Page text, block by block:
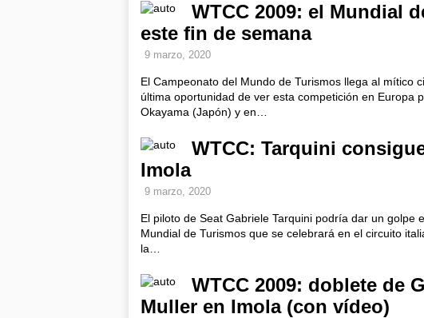
WTCC 2009: el Mundial
este fin de semana
9 marzo, 2020
El Campeonato del Mundo de Turismos llega al mítico
última oportunidad de ver esta competición en Europa
Okayama (Japón) y en…
WTCC: Tarquini
Imola
9 marzo, 2020
El piloto de Seat Gabriele Tarquini podría dar un
Mundial de Turismos que se celebrará en el circuito
la…
WTCC 2009: doblete de
Muller en Imola (con vídeo)